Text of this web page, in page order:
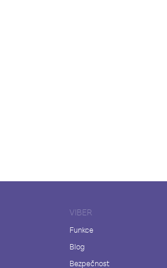
VIBER
Funkce
Blog
Bezpečnost